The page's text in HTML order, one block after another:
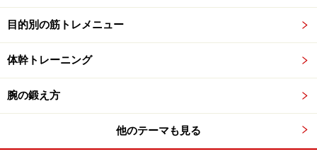
腸腰筋は股関節を動かす「レッグシザー
目的別の筋トレメニュー
体幹トレーニング
腕の鍛え方
他のテーマも見る